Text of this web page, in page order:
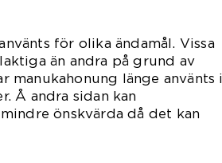
för olika ändamål. Vissa
än andra på grund av
manukahonung länge använts i
Å andra sidan kan
önskvärda då det kan